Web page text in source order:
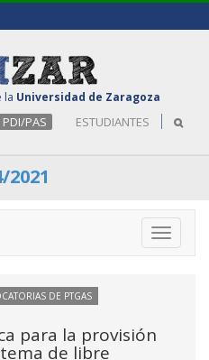
la Universidad de Zaragoza
PDI/PAS ESTUDIANTES
2021
Toggle
DE PTGAS
para la provisión
de libre